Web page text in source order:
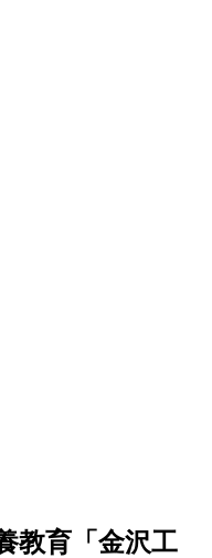
教育「金沢工